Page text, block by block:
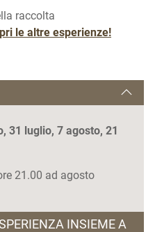
raccolta
le altre esperienze!
31 luglio, 7 agosto, 21
21.00 ad agosto
INSIEME A